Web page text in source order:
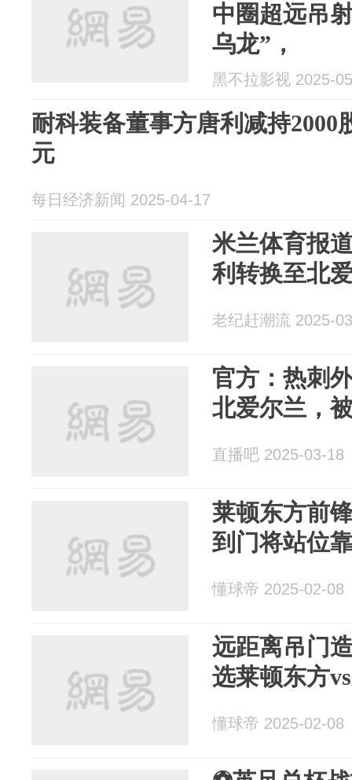
中圈超远吊
乌龙”，
黑不拉影视 2025-
耐科装备董事方唐利减持2000
元
每日经济新闻 2025-04-17
米兰体育报
利转换至北
老纪赶潮流 2025-
官方：热刺
北爱尔兰，
直播吧 2025-03-18
莱顿东方前
到门将站位
懂球帝 2025-02-08
远距离吊门
选莱顿东方
懂球帝 2025-02-08